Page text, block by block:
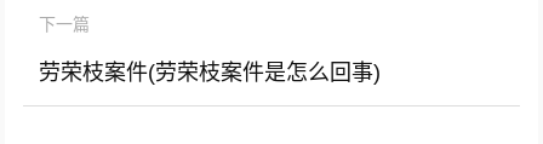
下一篇
劳荣枝案件(劳荣枝案件是怎么回事)